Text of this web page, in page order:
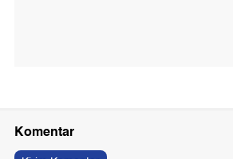
Komentar